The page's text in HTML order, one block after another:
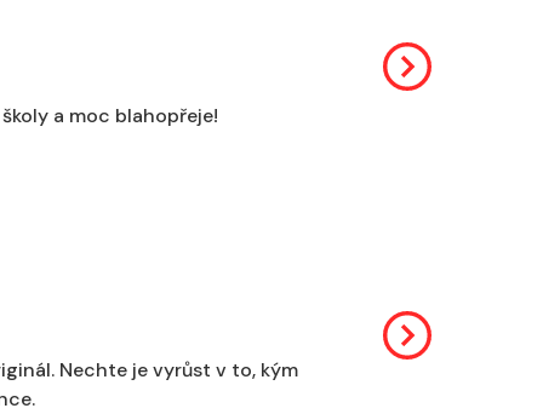
a moc blahopřeje!
Nechte je vyrůst v to, kým